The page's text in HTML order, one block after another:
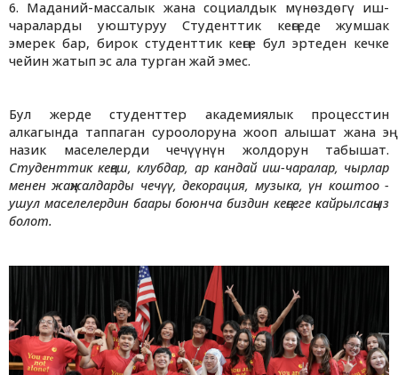
6. Маданий-массалык жана социалдык мүнөздөгү иш-
чараларды уюштуруу Студенттик кеңседе жумшак
эмерек бар, бирок студенттик кеңсе бул эртеден кечке
чейин жатып эс ала турган жай эмес.
Бул жерде студенттер академиялык процесстин
алкагында таппаган суроолоруна жооп алышат жана эң
назик маселелерди чечүүнүн жолдорун табышат.
Студенттик кеңеш, клубдар, ар кандай иш-чаралар, чырлар
менен жаңжалдарды чечүү, декорация, музыка, үн коштоо -
ушул маселелердин баары боюнча биздин кеңсеге кайрылсаңыз
болот.